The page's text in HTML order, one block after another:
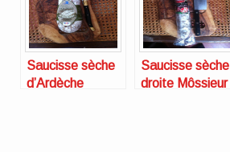
Saucisse sèche
d’Ardèche
Saucisse sèche
droite Môssieur